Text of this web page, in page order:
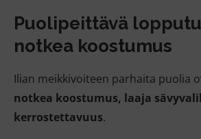
Puolipeittävä
notkea koostumus
Ilian meikkivoiteen parhaita puolia
notkea koostumus, laaja
kerrostettavuus.